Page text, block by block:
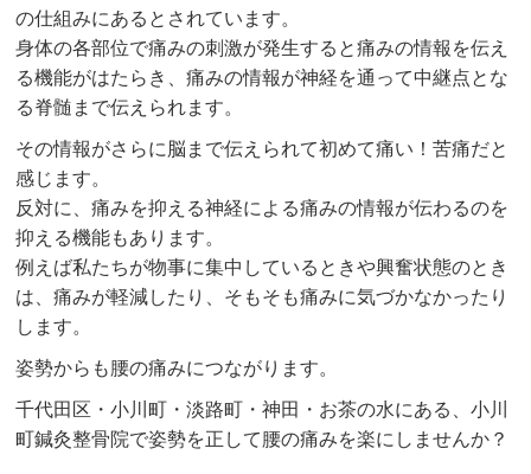
の仕組みにあるとされています。
身体の各部位で痛みの刺激が発生すると痛みの情報を伝え
る機能がはたらき、痛みの情報が神経を通って中継点とな
る脊髄まで伝えられます。
その情報がさらに脳まで伝えられて初めて痛い！苦痛だと
感じます。
反対に、痛みを抑える神経による痛みの情報が伝わるのを
抑える機能もあります。
例えば私たちが物事に集中しているときや興奮状態のとき
は、痛みが軽減したり、そもそも痛みに気づかなかったり
します。
姿勢からも腰の痛みにつながります。
千代田区・小川町・淡路町・神田・お茶の水にある、小川
町鍼灸整骨院で姿勢を正して腰の痛みを楽にしませんか？